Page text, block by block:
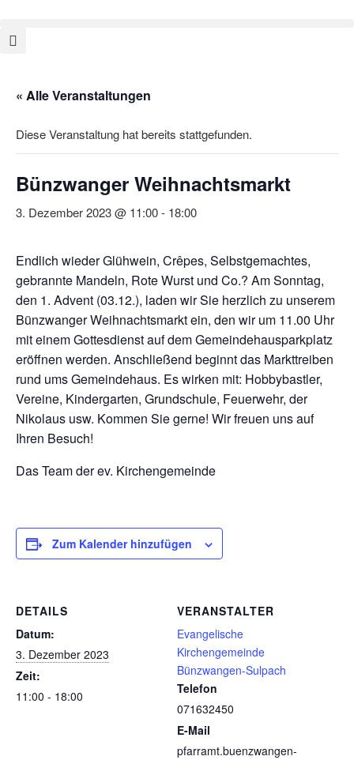
« Alle Veranstaltungen
Diese Veranstaltung hat bereits stattgefunden.
Bünzwanger Weihnachtsmarkt
3. Dezember 2023 @ 11:00- 18:00
Endlich wieder Glühwein, Crêpes, Selbstgemachtes,
gebrannte Mandeln, Rote Wurst und Co.? Am Sonntag,
den 1. Advent (03.12.), laden wir Sie herzlich zu unserem
Bünzwanger Weihnachtsmarkt ein, den wir um 11.00 Uhr
mit einem Gottesdienst auf dem Gemeindehausparkplatz
eröffnen werden. Anschließend beginnt das Markttreiben
rund ums Gemeindehaus. Es wirken mit: Hobbybastler,
Vereine, Kindergarten, Grundschule, Feuerwehr, der
Nikolaus usw. Kommen Sie gerne! Wir freuen uns auf
Ihren Besuch!
Das Team der ev. Kirchengemeinde
Zum Kalender hinzufügen
DETAILS
Datum:
3. Dezember 2023
Zeit:
11:00 - 18:00
VERANSTALTER
Evangelische
Kirchengemeinde
Bünzwangen-Sulpach
Telefon
071632450
E-Mail
pfarramt.buenzwangen-